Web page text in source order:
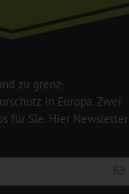
zu grenz-
in Europa. Zwei
für Sie. Hier Newsletter